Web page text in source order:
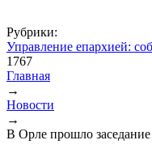
Рубрики:
Управление епархией:
1767
Вы здесь
Главная
→
Новости
→
В Орле прошло